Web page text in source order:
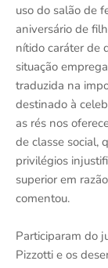
uso do salão de
aniversário de
nítido caráter de
situação
traduzida na
destinado à
as rés nos
de classe social,
privilégios
superior em
comentou.
Participaram do
Pizzotti e os